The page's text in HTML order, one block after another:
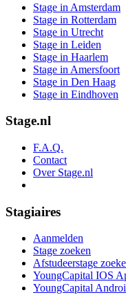
Stage in Amsterdam
Stage in Rotterdam
Stage in Utrecht
Stage in Leiden
Stage in Haarlem
Stage in Amersfoort
Stage in Den Haag
Stage in Eindhoven
Stage.nl
F.A.Q.
Contact
Over Stage.nl
Stagiaires
Aanmelden
Stage zoeken
Afstudeerstage
YoungCapital IOS
YoungCapital